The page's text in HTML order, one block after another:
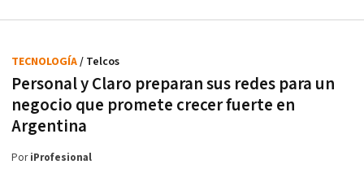
Personal y Claro preparan sus redes para un
negocio que promete crecer fuerte en
Argentina
TECNOLOGÍA/ Telcos
PoriProfesional